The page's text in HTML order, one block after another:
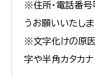
※住所・電話番
うお願いいたしま
※文字化けの原
字や半角カタカ